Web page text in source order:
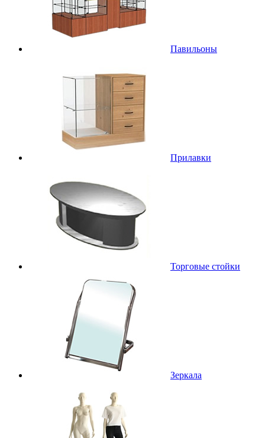
Павильоны
Прилавки
Торговые стойки
Зеркала